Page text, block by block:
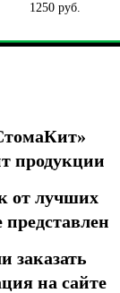
1250 руб.
продукции
от лучших
заказать
на сайте